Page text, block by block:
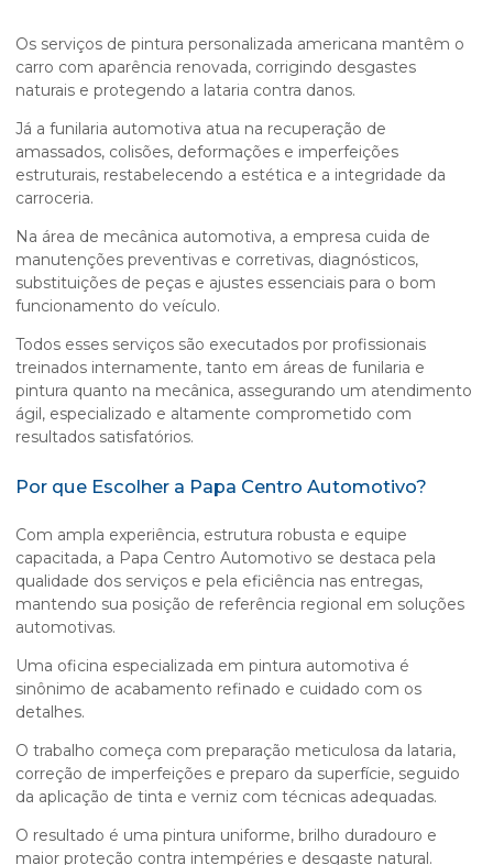
Os serviços de pintura personalizada americana mantêm o
carro com aparência renovada, corrigindo desgastes
naturais e protegendo a lataria contra danos.
Já a funilaria automotiva atua na recuperação de
amassados, colisões, deformações e imperfeições
estruturais, restabelecendo a estética e a integridade da
carroceria.
Na área de mecânica automotiva, a empresa cuida de
manutenções preventivas e corretivas, diagnósticos,
substituições de peças e ajustes essenciais para o bom
funcionamento do veículo.
Todos esses serviços são executados por profissionais
treinados internamente, tanto em áreas de funilaria e
pintura quanto na mecânica, assegurando um atendimento
ágil, especializado e altamente comprometido com
resultados satisfatórios.
Por que Escolher a Papa Centro Automotivo?
Com ampla experiência, estrutura robusta e equipe
capacitada, a Papa Centro Automotivo se destaca pela
qualidade dos serviços e pela eficiência nas entregas,
mantendo sua posição de referência regional em soluções
automotivas.
Uma oficina especializada em pintura automotiva é
sinônimo de acabamento refinado e cuidado com os
detalhes.
O trabalho começa com preparação meticulosa da lataria,
correção de imperfeições e preparo da superfície, seguido
da aplicação de tinta e verniz com técnicas adequadas.
O resultado é uma pintura uniforme, brilho duradouro e
maior proteção contra intempéries e desgaste natural.